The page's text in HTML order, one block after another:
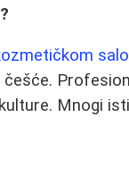
Mnogi